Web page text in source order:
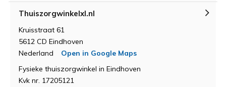
Thuiszorgwinkelxl.nl
Kruisstraat 61
5612 CD Eindhoven
Nederland
Open in Google Maps
Fysieke thuiszorgwinkel in Eindhoven
Kvk nr. 17205121